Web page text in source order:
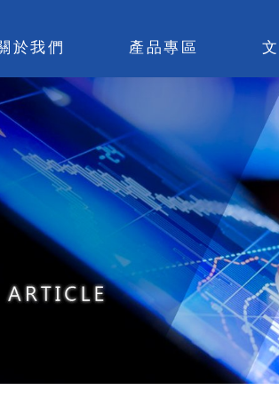
於我們 產品專區
量化Shaw哥
工具軟體
策略寶庫
IDC機房出租
心理團服務(限學員)
公益
C
交
心得
工
選